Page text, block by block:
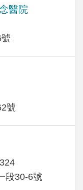
醫院
號
段30-6號